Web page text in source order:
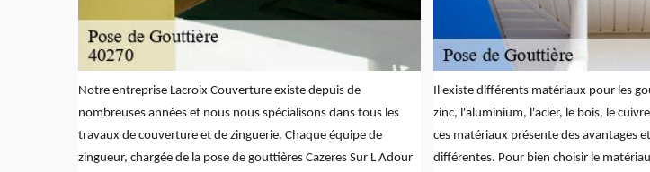
Notre entreprise Lacroix Couverture existe depuis de
nombreuses années et nous nous spécialisons dans tous les
travaux de couverture et de zinguerie. Chaque équipe de
zingueur, chargée de la pose de gouttières Cazeres Sur L Adour
Il existe différents matériaux pour les
zinc, l'aluminium, l'acier, le bois, le
ces matériaux présente des avantages
différentes. Pour bien choisir le